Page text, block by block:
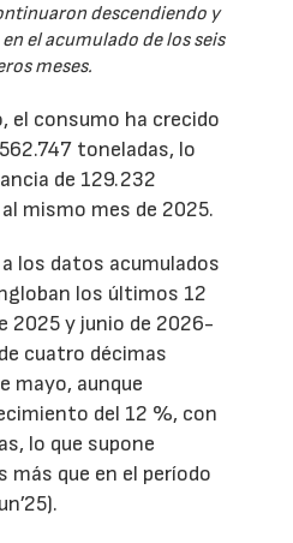
descendiendo y
el acumulado de los seis
meses.
el consumo ha crecido
toneladas, lo
de 129.232
mismo mes de 2025.
los datos acumulados
los últimos 12
2025 y junio de 2026-
cuatro décimas
mayo, aunque
del 12 %, con
lo que supone
más que en el período